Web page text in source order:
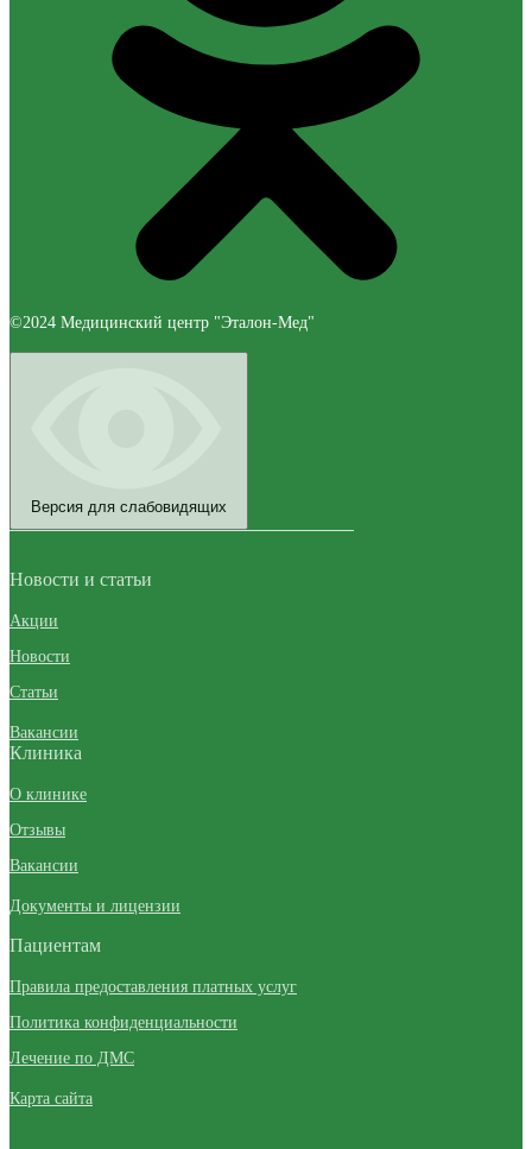
©2024 Медицинский центр "Эталон-Мед"
Версия для слабовидящих
Новости и статьи
Акции
Новости
Статьи
Вакансии
Клиника
О клинике
Отзывы
Вакансии
Документы и лицензии
Пациентам
Правила предоставления платных услуг
Политика конфиденциальности
Лечение по ДМС
Карта сайта